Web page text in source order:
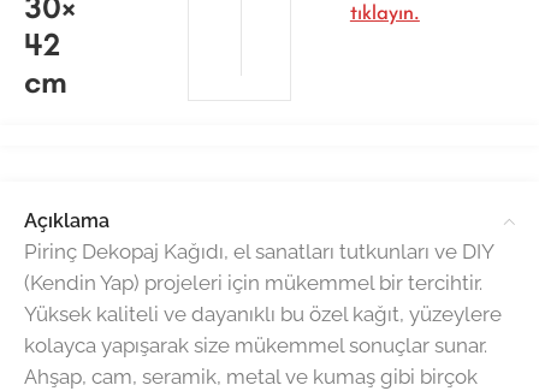
42
cm
tıklayın.
Açıklama
Pirinç Dekopaj Kağıdı, el sanatları tutkunları ve DIY
(Kendin Yap) projeleri için mükemmel bir tercihtir.
Yüksek kaliteli ve dayanıklı bu özel kağıt, yüzeylere
kolayca yapışarak size mükemmel sonuçlar sunar.
Ahşap, cam, seramik, metal ve kumaş gibi birçok